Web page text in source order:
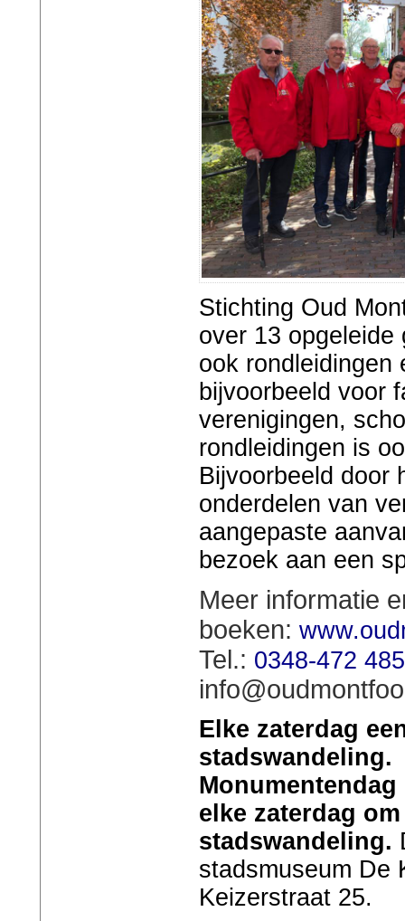
Stichting Oud
over 13 opgeleide
ook rondleidingen
bijvoorbeeld voor
verenigingen,
rondleidingen is
Bijvoorbeeld door
onderdelen van
aangepaste
bezoek aan een
Meer informatie
boeken:
Tel.: 0348-472 485
Elke zaterdag
stadswandeling.
elke zaterdag
stadswandeling.
stadsmuseum De
Keizerstraat 25.